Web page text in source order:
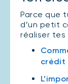
Parce que
d’un petit
réaliser tes
crédit